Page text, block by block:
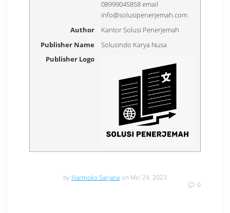
08999045858 email
info@solusipenerjemah.com
Author
Kantor Solusi Penerjemah
Publisher Name
Solusindo Karya Nusa
Publisher Logo
by Harmoko Sarjana on Mei 24, 2023
0